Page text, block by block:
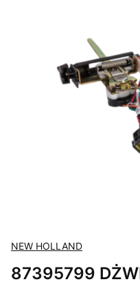
NEW HOLLAND
87395799